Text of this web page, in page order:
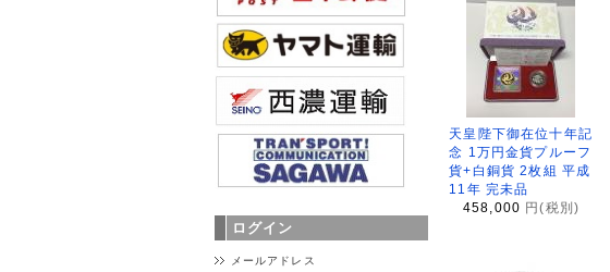
天皇陛下御在位十年記
念 1万円金貨プルーフ
貨+白銅貨 2枚組 平成
11年 完未品
458,000 円(税別)
ログイン
メールアドレス